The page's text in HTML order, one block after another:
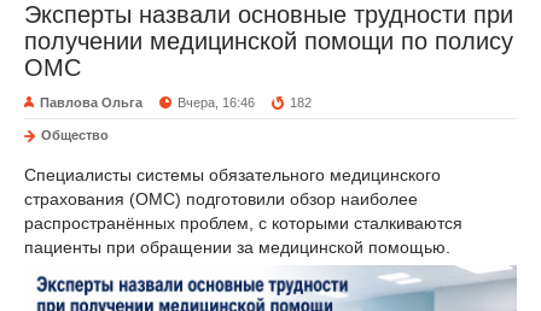
Эксперты назвали основные трудности при
получении медицинской помощи по полису
ОМС
Павлова Ольга Вчера, 16:46 182
Общество
Специалисты системы обязательного медицинского
страхования (ОМС) подготовили обзор наиболее
распространённых проблем, с которыми сталкиваются
пациенты при обращении за медицинской помощью.